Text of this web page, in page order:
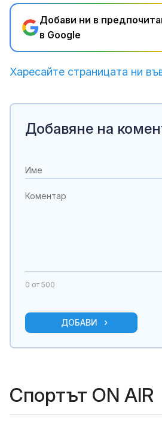
Добави ни в
в Google
Харесайте страницата ни
Добавяне на
0 от 500
ДОБАВИ
Спортът ON AIR